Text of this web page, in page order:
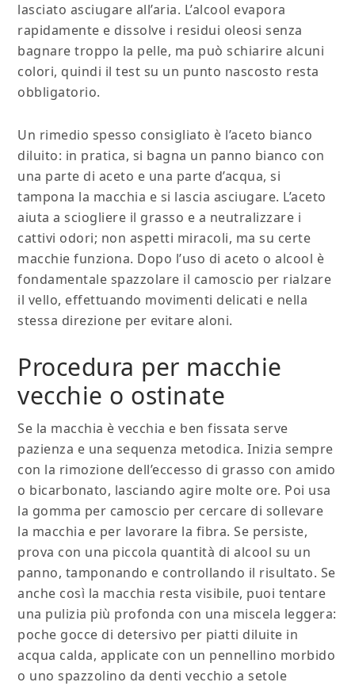
lasciato asciugare all’aria. L’alcool evapora
rapidamente e dissolve i residui oleosi senza
bagnare troppo la pelle, ma può schiarire alcuni
colori, quindi il test su un punto nascosto resta
obbligatorio.
Un rimedio spesso consigliato è l’aceto bianco
diluito: in pratica, si bagna un panno bianco con
una parte di aceto e una parte d’acqua, si
tampona la macchia e si lascia asciugare. L’aceto
aiuta a sciogliere il grasso e a neutralizzare i
cattivi odori; non aspetti miracoli, ma su certe
macchie funziona. Dopo l’uso di aceto o alcool è
fondamentale spazzolare il camoscio per rialzare
il vello, effettuando movimenti delicati e nella
stessa direzione per evitare aloni.
Procedura per macchie
vecchie o ostinate
Se la macchia è vecchia e ben fissata serve
pazienza e una sequenza metodica. Inizia sempre
con la rimozione dell’eccesso di grasso con amido
o bicarbonato, lasciando agire molte ore. Poi usa
la gomma per camoscio per cercare di sollevare
la macchia e per lavorare la fibra. Se persiste,
prova con una piccola quantità di alcool su un
panno, tamponando e controllando il risultato. Se
anche così la macchia resta visibile, puoi tentare
una pulizia più profonda con una miscela leggera:
poche gocce di detersivo per piatti diluite in
acqua calda, applicate con un pennellino morbido
o uno spazzolino da denti vecchio a setole